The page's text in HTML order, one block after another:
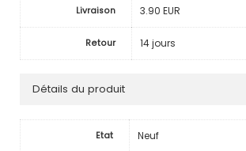
Livraison 3.90 EUR
Retour 14 jours
Détails du produit
Etat Neuf